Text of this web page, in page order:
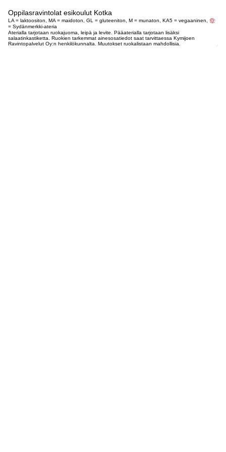
Oppilasravintolat esikoulut Kotka
LA = laktoositon, MA = maidoton, GL = gluteeniton, M = munaton, KA5 = vegaaninen,
= Sydänmerkki-ateria
Aterialla tarjotaan ruokajuoma, leipä ja levite. Pääaterialla tarjotaan lisäksi
salaatinkastiketta. Ruokien tarkemmat ainesosatiedot saat tarvittaessa Kymijoen
Ravintopalvelut Oy:n henkilökunnalta. Muutokset ruokalistaan mahdollisia.